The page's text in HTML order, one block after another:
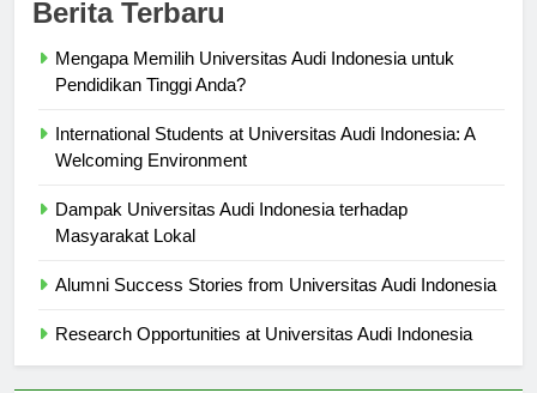
Mengapa Memilih Universitas Audi Indonesia untuk
International Students at Universitas Audi Indonesia: A
Dampak Universitas Audi Indonesia terhadap